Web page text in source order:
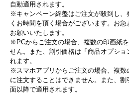
自動適用されます。
※キャンペーン終盤はご注文が殺到し、
くお時間を頂く場合がございます。お
お願いいたします。
※PCからご注文の場合、複数の印画紙
せん。また、割引価格は「商品オプシ
れます。
※スマホアプリからご注文の場合、複数
に注文することはできません。また、
面以降で適用されます。